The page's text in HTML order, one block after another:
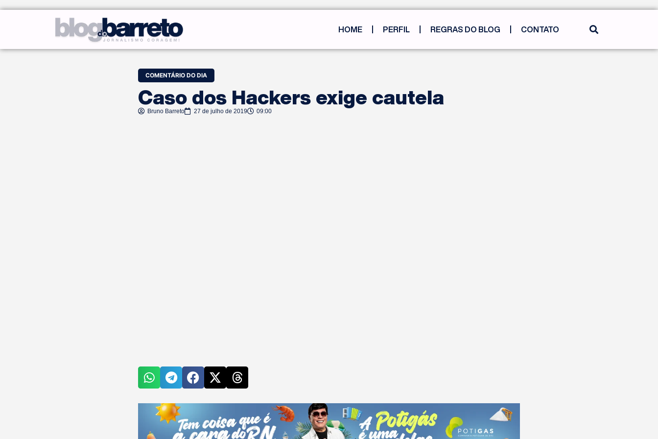
HOME PERFIL REGRAS DO BLOG CONTATO
COMENTÁRIO DO DIA
Caso dos Hackers exige cautela
Bruno Barreto 27 de julho de 2019 09:00